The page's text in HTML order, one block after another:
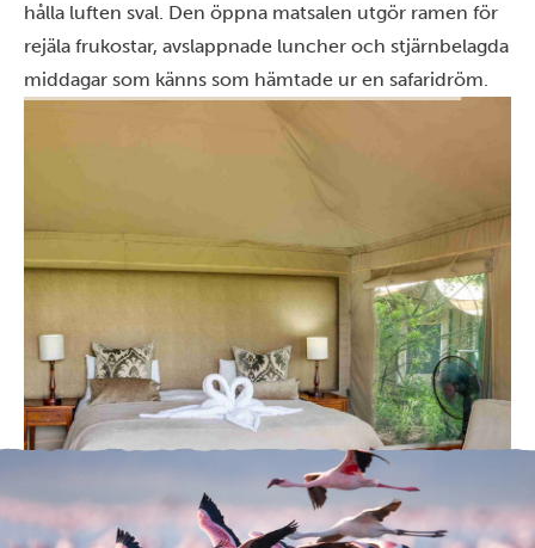
hålla luften sval. Den öppna matsalen utgör ramen för
rejäla frukostar, avslappnade luncher och stjärnbelagda
middagar som känns som hämtade ur en safaridröm.